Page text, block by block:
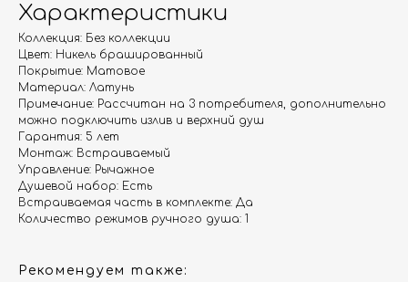
Характеристики
Коллекция: Без коллекции
Цвет: Никель брашированный
Покрытие: Матовое
Материал: Латунь
Примечание: Рассчитан на 3 потребителя, дополнительно
можно подключить излив и верхний душ
Гарантия: 5 лет
Монтаж: Встраиваемый
Управление: Рычажное
Душевой набор: Есть
Встраиваемая часть в комплекте: Да
Количество режимов ручного душа: 1
Рекомендуем также:
Дизайнерам
Гарантия
Контакты
Москва, Новопесчаная улица, 19к1
+7 (495) 782-78-74
info@aquame-shop.ru